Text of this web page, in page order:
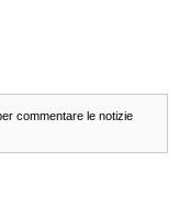
commentare le notizie